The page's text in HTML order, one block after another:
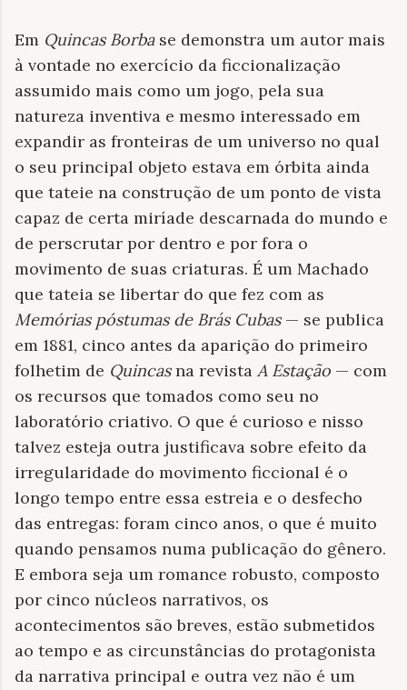
Em Quincas Borbase demonstra um autor mais
à vontade no exercício da ficcionalização
assumido mais como um jogo, pela sua
natureza inventiva e mesmo interessado em
expandir as fronteiras de um universo no qual
o seu principal objeto estava em órbita ainda
que tateie na construção de um ponto de vista
capaz de certa miríade descarnada do mundo e
de perscrutar por dentro e por fora o
movimento de suas criaturas. É um Machado
que tateia se libertar do que fez com as
Memórias póstumas de Brás Cubas— se publica
em 1881, cinco antes da aparição do primeiro
folhetim de Quincasna revista A Estação — com
os recursos que tomados como seu no
laboratório criativo. O que é curioso e nisso
talvez esteja outra justificava sobre efeito da
irregularidade do movimento ficcional é o
longo tempo entre essa estreia e o desfecho
das entregas: foram cinco anos, o que é muito
quando pensamos numa publicação do gênero.
E embora seja um romance robusto, composto
por cinco núcleos narrativos, os
acontecimentos são breves, estão submetidos
ao tempo e as circunstâncias do protagonista
da narrativa principal e outra vez não é um